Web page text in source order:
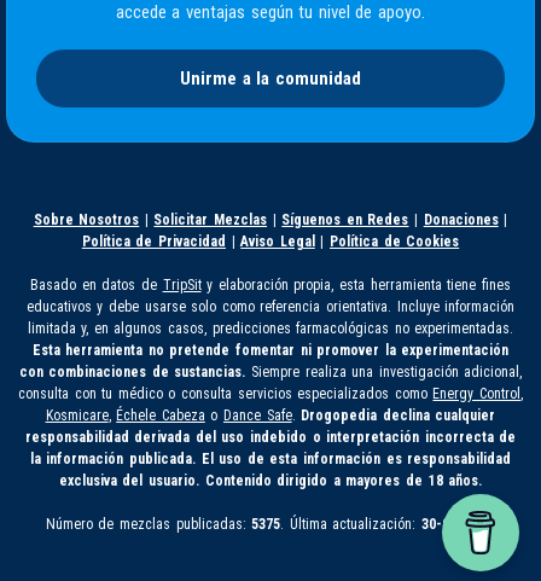
accede a ventajas según tu nivel de apoyo.
Unirme a la comunidad
Sobre Nosotros Solicitar Mezclas Síguenos en Redes Donaciones|
Política de Privacidad
|Aviso Legal Política de Cookies
Basado en datos de TripSity elaboración propia, esta herramienta tiene fines
educativos y debe usarse solo como referencia orientativa. Incluye información
limitada y, en algunos casos, predicciones farmacológicas no experimentadas.
Esta herramienta no pretende fomentar ni promover la experimentación
con combinaciones de sustancias. Siempre realiza una investigación adicional,
consulta con tu médico o consulta servicios especializados como Energy Control,
Kosmicare, Échele Cabeza o Dance Safe. Drogopedia declina cualquier
responsabilidad derivada del uso indebido o interpretación incorrecta de
la información publicada. El uso de esta información es responsabilidad
exclusiva del usuario. Contenido dirigido a mayores de 18 años.
Número de mezclas publicadas: 5375. Última actualización:30-07-2026.